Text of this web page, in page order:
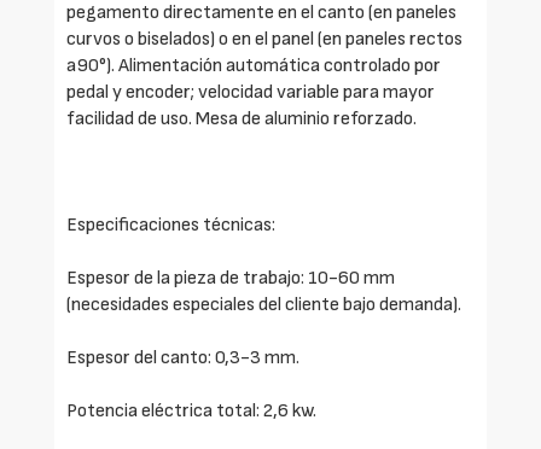
pegamento directamente en el canto (en paneles
curvos o biselados) o en el panel (en paneles rectos
a90°). Alimentación automática controlado por
pedal y encoder; velocidad variable para mayor
facilidad de uso. Mesa de aluminio reforzado.
Especificaciones técnicas:
Espesor de la pieza de trabajo: 10-60 mm
(necesidades especiales del cliente bajo demanda).
Espesor del canto: 0,3-3 mm.
Potencia eléctrica total: 2,6 kw.